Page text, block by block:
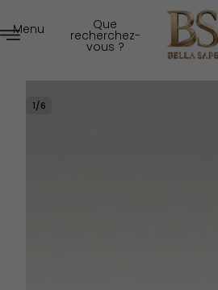
Menu Que
recherchez-
vous ?
1/6